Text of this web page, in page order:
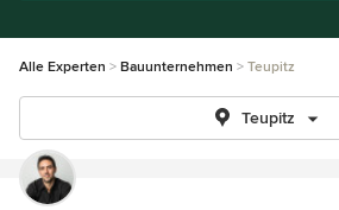
Alle Experten Bauunternehmen Teupitz
Teupitz